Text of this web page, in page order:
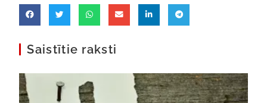
Saistītie raksti